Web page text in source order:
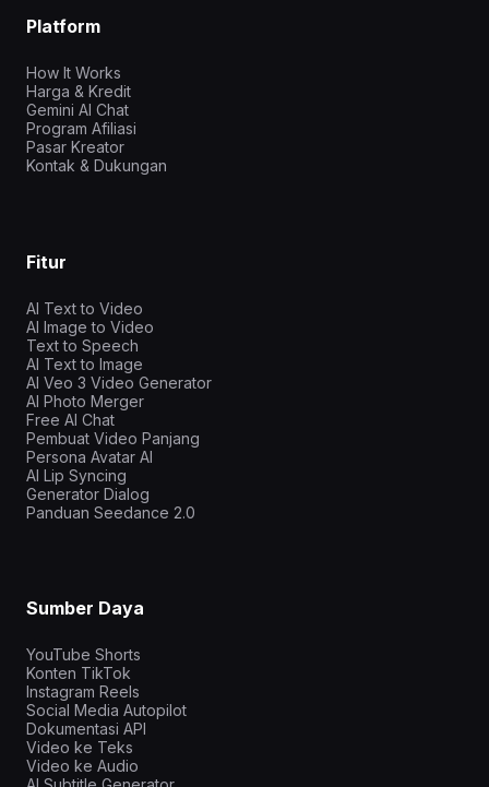
Platform
How It Works
Harga & Kredit
Gemini AI Chat
Program Afiliasi
Pasar Kreator
Kontak & Dukungan
Fitur
AI Text to Video
AI Image to Video
Text to Speech
AI Text to Image
AI Veo 3 Video Generator
AI Photo Merger
Free AI Chat
Pembuat Video Panjang
Persona Avatar AI
AI Lip Syncing
Generator Dialog
Panduan Seedance 2.0
Sumber Daya
YouTube Shorts
Konten TikTok
Instagram Reels
Social Media Autopilot
Dokumentasi API
Video ke Teks
Video ke Audio